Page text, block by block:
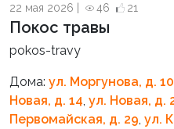
22 мая 2026 | 46 21
Покос травы
pokos-travy
Дома: ул. Моргунова, д. 10
Новая, д. 14 ул. Новая, д.
Первомайская, д. 29 ул.